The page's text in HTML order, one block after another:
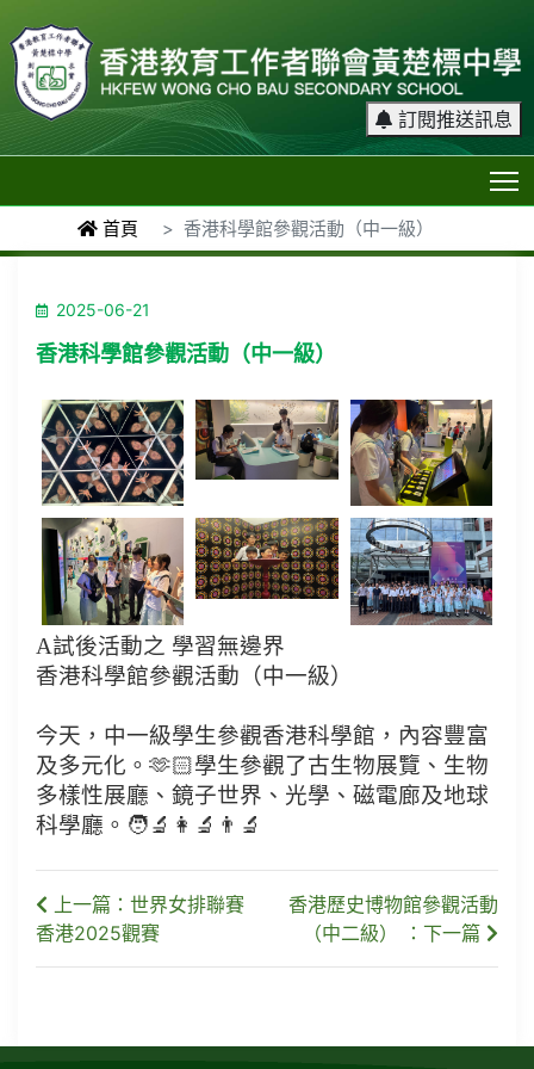
訂閱推送訊息
首頁 香港科學館參觀活動（中一級）
2025-06-21
香港科學館參觀活動（中一級）
A試後活動之 學習無邊界
香港科學館參觀活動（中一級）
今天，中一級學生參觀香港科學館，內容豐富
及多元化。🫶🏻學生參觀了古生物展覽、生物
多樣性展廳、鏡子世界、光學、磁電廊及地球
科學廳。🧑‍🔬👩‍🔬👨‍🔬
上一篇：世界女排聯賽
香港2025觀賽
香港歷史博物館參觀活動
（中二級） ：下一篇